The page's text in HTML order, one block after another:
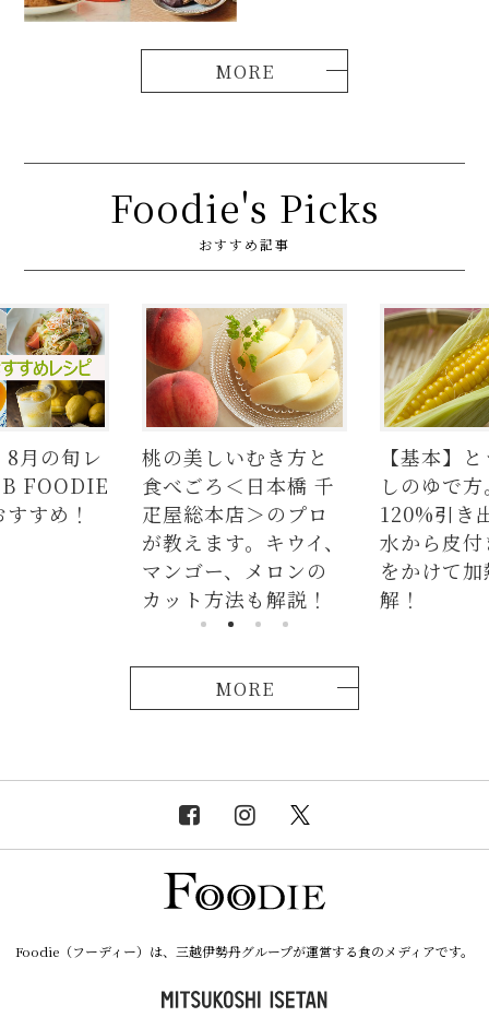
Foodie's Picks
おすすめ記事
むき方と
日本橋 千
のプロ
【基本】とうもろこ
しのゆで方。甘さを
120%引き出すには、
水から皮付き＆時間
をかけて加熱が正
解！
【簡単】
の人気レ
ラダはタ
麺、よだ
つかない
説！
MORE
Foodie（フーディー）は、三越伊勢丹グループが運営する食のメディアです。